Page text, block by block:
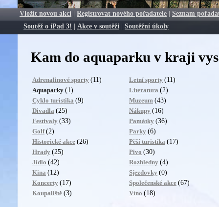
Vložit novou akci | Registrovat nového pořadatele | Seznam
Soutěž o iPad 3! | Akce v soutěži | Soutěžní úkoly
Kam do aquaparku v kraji
Adrenalinové sporty (11)
Aquaparky (1)
Cyklo turistika (9)
Divadla (25)
Festivaly (33)
Golf (2)
Historické akce (26)
Hrady (25)
Jídlo (42)
Kina (12)
Koncerty (17)
Koupaliště (3)
Letní sporty (11)
Literatura (2)
Muzeum (43)
Nákupy (16)
Památky (36)
Parky (6)
Pěší turistika (17)
Pivo (30)
Rozhledny (4)
Sjezdovky (0)
Společenské akce (67)
Víno (18)